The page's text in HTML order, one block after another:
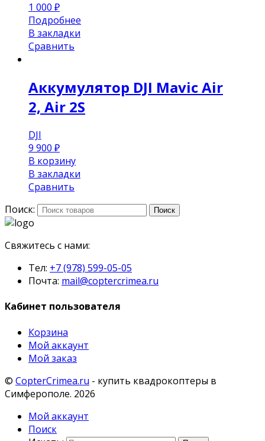
1 000 ₽
Подробнее
В закладки
Сравнить
Аккумулятор DJI Mavic Air
2, Air 2S
DJI
9 900 ₽
В корзину
В закладки
Сравнить
Поиск:
Поиск
Свяжитесь с нами:
Тел: +7 (978) 599-05-05
Почта: mail@coptercrimea.ru
Кабинет пользователя
Корзина
Мой аккаунт
Мой заказ
© CopterCrimea.ru - купить квадрокоптеры в
Симферополе. 2026
Мой аккаунт
Поиск